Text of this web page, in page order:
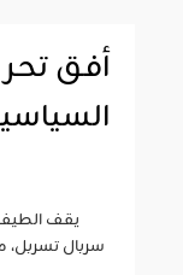
أفق
يقف الطيف
سربال تسربل،